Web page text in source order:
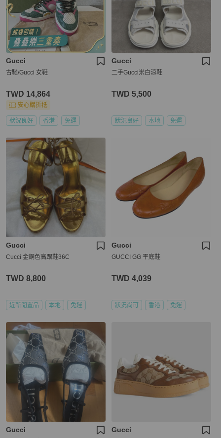
Gucci
古馳/Gucci 女鞋
TWD 14,864
安心購折抵
狀況良好 香港 免運
Gucci
二手Gucci米白涼鞋
TWD 5,500
狀況良好 本地 免運
Gucci
Cucci 金銅色高跟鞋36C
TWD 8,800
近新閒置品 本地 免運
Gucci
GUCCI GG 平底鞋
TWD 4,039
狀況尚可 香港 免運
Gucci Gucci